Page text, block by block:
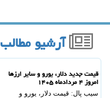
آرشیو مطالب
قیمت جدید دلار، یورو و سایر ارزها
امروز ۴ مردادماه ۱۴۰۵
سیب پال: قیمت دلار، یورو و